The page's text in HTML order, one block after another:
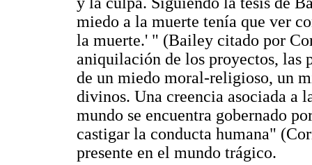
miedo a la muerte tenía que ver
la muerte.' " (Bailey citado por
aniquilación de los proyectos, las
de un miedo moral-religioso, un
divinos. Una creencia asociada a
mundo se encuentra gobernado
castigar la conducta humana"
presente en el mundo trágico.